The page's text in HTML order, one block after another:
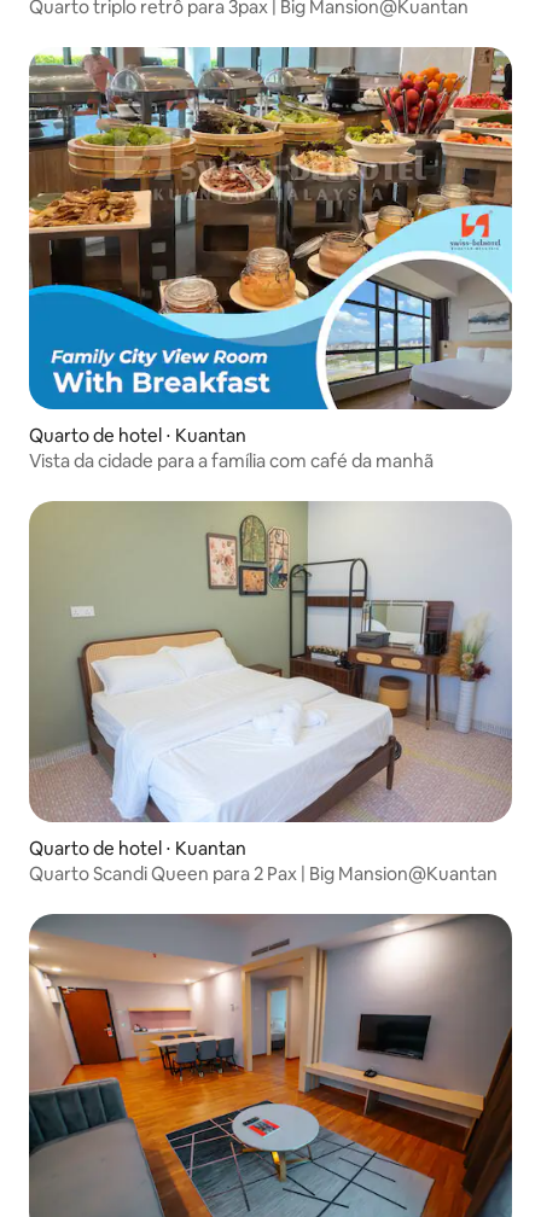
Quarto triplo retrô para 3pax | Big Mansion@Kuantan
Quarto de hotel ⋅ Kuantan
Vista da cidade para a família com café da manhã
Quarto de hotel ⋅ Kuantan
Quarto Scandi Queen para 2 Pax | Big Mansion@Kuantan